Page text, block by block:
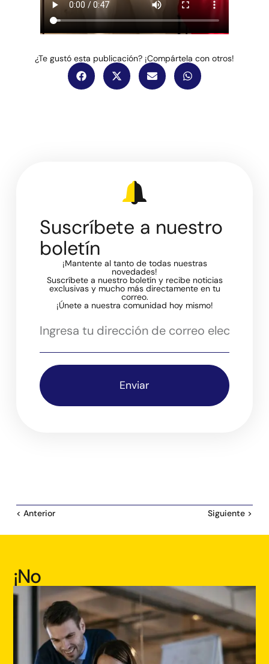
¿Te gustó esta publicación? ¡Compártela con otros!
Suscríbete a nuestro
boletín
¡Mantente al tanto de todas nuestras
novedades!
Suscríbete a nuestro boletín y recibe noticias
exclusivas y mucho más directamente en tu
correo.
¡Únete a nuestra comunidad hoy mismo!
Enviar
< Anterior Siguiente >
¡No
estás
solo,